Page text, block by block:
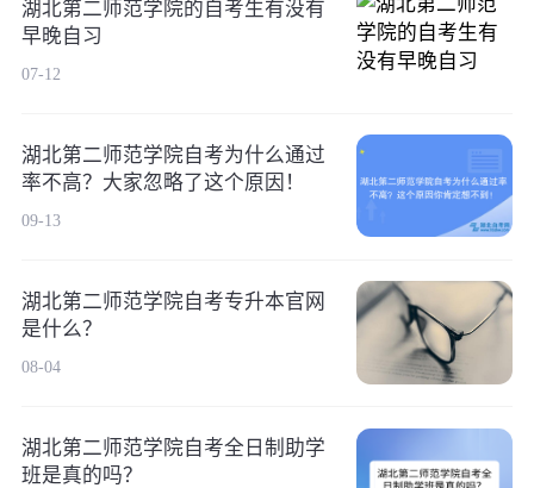
湖北第二师范学院的自考生有没有
早晚自习
07-12
湖北第二师范学院自考为什么通过
率不高？大家忽略了这个原因！
09-13
湖北第二师范学院自考专升本官网
是什么？
08-04
湖北第二师范学院自考全日制助学
班是真的吗？